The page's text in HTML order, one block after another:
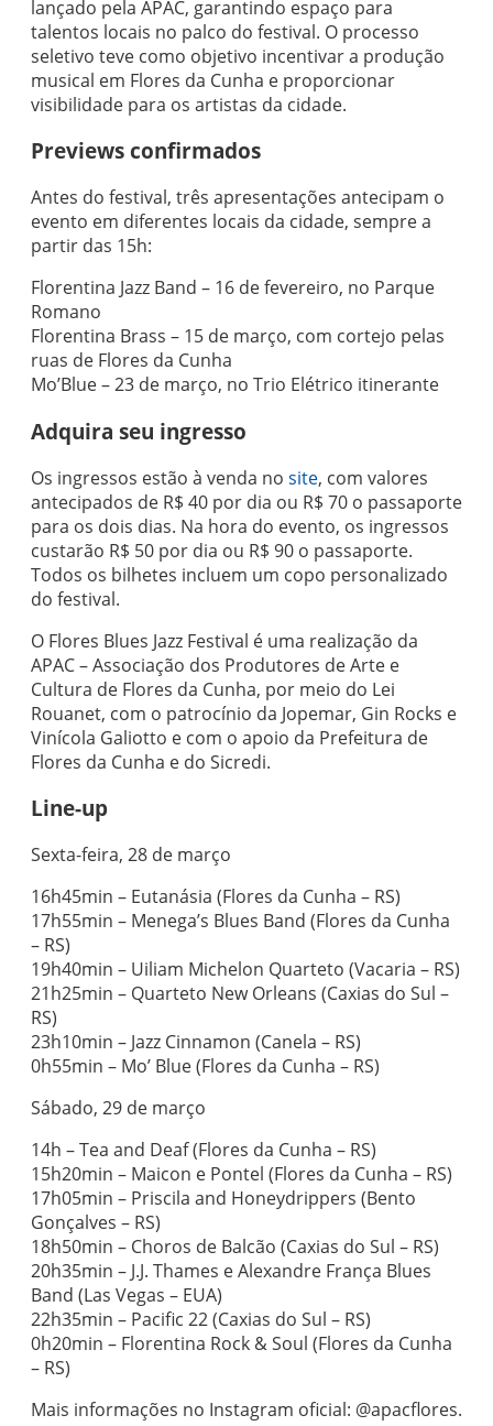
lançado pela APAC, garantindo espaço para
talentos locais no palco do festival. O processo
seletivo teve como objetivo incentivar a produção
musical em Flores da Cunha e proporcionar
visibilidade para os artistas da cidade.
Previews confirmados
Antes do festival, três apresentações antecipam o
evento em diferentes locais da cidade, sempre a
partir das 15h:
Florentina Jazz Band – 16 de fevereiro, no Parque
Romano
Florentina Brass – 15 de março, com cortejo pelas
ruas de Flores da Cunha
Mo’Blue – 23 de março, no Trio Elétrico itinerante
Adquira seu ingresso
Os ingressos estão à venda no site, com valores
antecipados de R$ 40 por dia ou R$ 70 o passaporte
para os dois dias. Na hora do evento, os ingressos
custarão R$ 50 por dia ou R$ 90 o passaporte.
Todos os bilhetes incluem um copo personalizado
do festival.
O Flores Blues Jazz Festival é uma realização da
APAC – Associação dos Produtores de Arte e
Cultura de Flores da Cunha, por meio do Lei
Rouanet, com o patrocínio da Jopemar, Gin Rocks e
Vinícola Galiotto e com o apoio da Prefeitura de
Flores da Cunha e do Sicredi.
Line-up
Sexta-feira, 28 de março
16h45min – Eutanásia (Flores da Cunha – RS)
17h55min – Menega’s Blues Band (Flores da Cunha
– RS)
19h40min – Uiliam Michelon Quarteto (Vacaria – RS)
21h25min – Quarteto New Orleans (Caxias do Sul –
RS)
23h10min – Jazz Cinnamon (Canela – RS)
0h55min – Mo’ Blue (Flores da Cunha – RS)
Sábado, 29 de março
14h – Tea and Deaf (Flores da Cunha – RS)
15h20min – Maicon e Pontel (Flores da Cunha – RS)
17h05min – Priscila and Honeydrippers (Bento
Gonçalves – RS)
18h50min – Choros de Balcão (Caxias do Sul – RS)
20h35min – J.J. Thames e Alexandre França Blues
Band (Las Vegas – EUA)
22h35min – Pacific 22 (Caxias do Sul – RS)
0h20min – Florentina Rock & Soul (Flores da Cunha
– RS)
Mais informações no Instagram oficial: @apacflores.